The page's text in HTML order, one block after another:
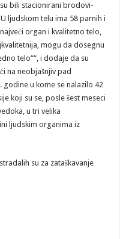
bili stacionirani brodovi-
ljudskom telu ima 58 parnih i
organ i kvalitetno telo,
mogu da dosegnu
telo““, i dodaje da su
na neobjašnjiv pad
godine u kome se nalazilo 42
koji su se, posle šest meseci
u tri velika
ljudskim organima iz
su za zataškavanje